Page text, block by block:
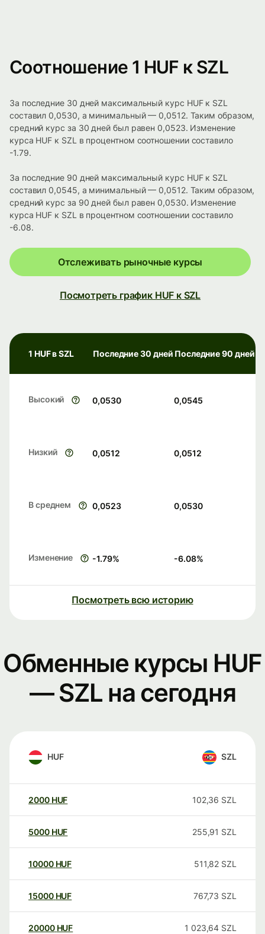
Соотношение 1 HUF к SZL
За последние 30 дней максимальный курс HUF к SZL
составил 0,0530, а минимальный — 0,0512. Таким образом,
средний курс за 30 дней был равен 0,0523. Изменение
курса HUF к SZL в процентном соотношении составило
-1.79.
За последние 90 дней максимальный курс HUF к SZL
составил 0,0545, а минимальный — 0,0512. Таким образом,
средний курс за 90 дней был равен 0,0530. Изменение
курса HUF к SZL в процентном соотношении составило
-6.08.
Отслеживать рыночные курсы
Посмотреть график HUF к SZL
1 HUF в SZL Последние 30 дней Последние 90 дней
Высокий 0,0530 0,0545
Низкий 0,0512 0,0512
В среднем 0,0523 0,0530
Изменение -1.79% -6.08%
Посмотреть всю историю
Обменные курсы HUF
— SZL на сегодня
HUF SZL
2000 HUF 102,36 SZL
5000 HUF 255,91 SZL
10000 HUF 511,82 SZL
15000 HUF 767,73 SZL
20000 HUF 1 023,64 SZL